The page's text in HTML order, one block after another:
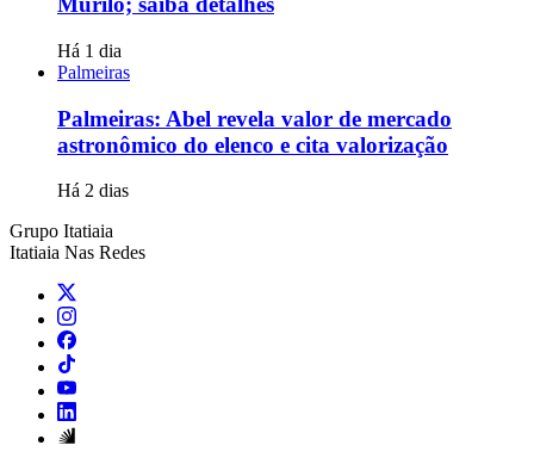
Há 1 dia
Palmeiras
Palmeiras: Abel revela valor de mercado
astronômico do elenco e cita valorização
Há 2 dias
Grupo Itatiaia
Itatiaia Nas Redes